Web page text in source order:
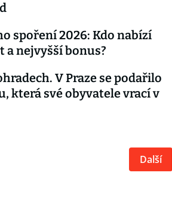
spoření 2026: Kdo nabízí
a nejvyšší bonus?
V Praze se podařilo
která své obyvatele vrací v
Další